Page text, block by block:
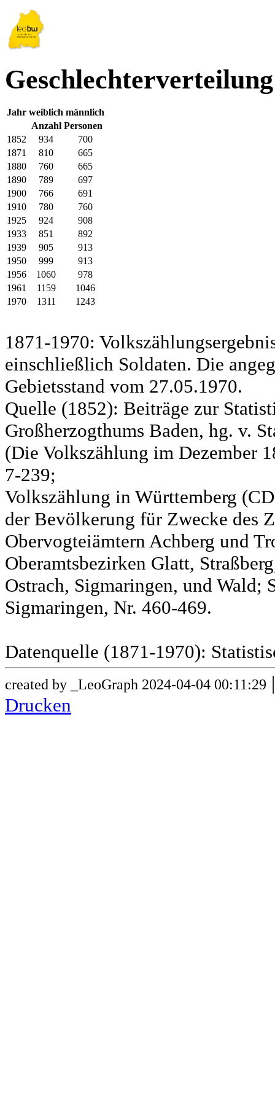
Jahr weiblich männlich
Anzahl Personen
1852
934
700
1871
810
665
1880
760
665
1890
789
697
1900
766
691
1910
780
760
1925
924
908
1933
851
892
1939
905
913
1950
999
913
1956
1060
978
1961
1159
1046
1970
1311 1243
1871-1970:
einschließlich Soldaten. Die
Gebietsstand vom 27.05.1970.
Quelle (1852): Beiträge zur
Großherzogthums Baden, hg. v.
(Die Volkszählung im Dezember
7-239;
Volkszählung in Württemberg
der Bevölkerung für Zwecke des
Obervogteiämtern Achberg und
Oberamtsbezirken Glatt,
Ostrach, Sigmaringen, und Wald;
Sigmaringen, Nr. 460-469.
Datenquelle (1871-1970):
created by _LeoGraph 2024-04-04 00:11:29
Drucken